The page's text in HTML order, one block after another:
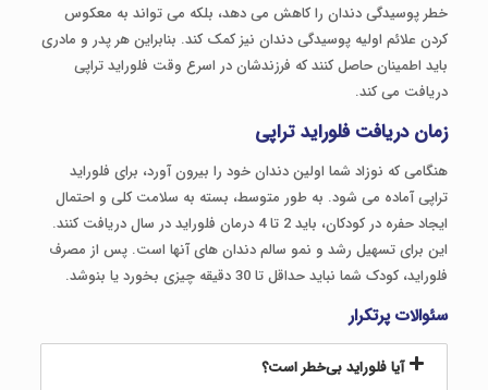
خطر پوسیدگی دندان را کاهش می دهد، بلکه می تواند به معکوس
کردن علائم اولیه پوسیدگی دندان نیز کمک کند. بنابراین هر پدر و مادری
باید اطمینان حاصل کنند که فرزندشان در اسرع وقت فلوراید تراپی
دریافت می کند.
زمان دریافت فلوراید تراپی
هنگامی که نوزاد شما اولین دندان خود را بیرون آورد، برای فلوراید
تراپی آماده می شود. به طور متوسط، بسته به سلامت کلی و احتمال
ایجاد حفره در کودکان، باید 2 تا 4 درمان فلوراید در سال دریافت کنند.
این برای تسهیل رشد و نمو سالم دندان های آنها است. پس از مصرف
فلوراید، کودک شما نباید حداقل تا 30 دقیقه چیزی بخورد یا بنوشد.
سئوالات پرتکرار
آیا فلوراید بی‌خطر است؟